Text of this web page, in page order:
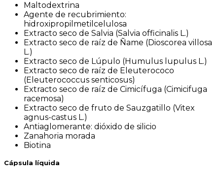
Maltodextrina
Agente de recubrimiento:
hidroxipropilmetilcelulosa
Extracto seco de Salvia (Salvia officinalis L.)
Extracto seco de raíz de Ñame (Dioscorea villosa
L.)
Extracto seco de Lúpulo (Humulus lupulus L.)
Extracto seco de raíz de Eleuterococo
(Eleuterococcus senticosus)
Extracto seco de raíz de Cimicífuga (Cimicifuga
racemosa)
Extracto seco de fruto de Sauzgatillo (Vitex
agnus-castus L.)
Antiaglomerante: dióxido de silicio
Zanahoria morada
Biotina
Cápsula líquida